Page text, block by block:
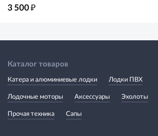
3 500₽
Каталог товаров
Катера и алюминиевые лодки Лодки ПВХ
Лодочные моторы Аксессуары Эхолоты
Прочая техника Сапы